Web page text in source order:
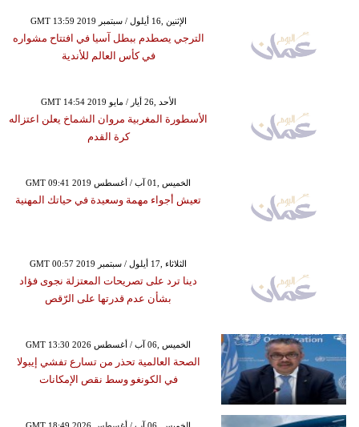
GMT 13:59 2019 الإثنين ,16 أيلول / سبتمبر
الترجي يصطدم ببطل آسيا في افتتاح مشواره
في كأس العالم للأندية
GMT 14:54 2019 الأحد ,26 أيار / مايو
الأسطورة المغربية مروان الشماخ يعلن اعتزاله
كرة القدم
GMT 09:41 2019 الخميس ,01 آب / أغسطس
تعيش أجواء مهمة وسعيدة في حياتك المهنية
GMT 00:57 2019 الثلاثاء ,17 أيلول / سبتمبر
دينا ترد على تصريحات المعتزلة نجوى فؤاد
بشأن عدم قدرتها على الرّقص
GMT 13:30 2026 الخميس ,06 آب / أغسطس
الصحة العالمية تحذر من تسارع تفشي إيبولا
في الكونغو وسط نقص الإمكانات